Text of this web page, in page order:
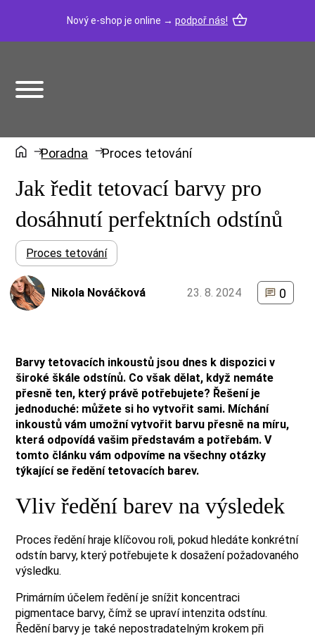
Nový e-shop je online → podpoř nás!
Poradna Proces tetování
Jak ředit tetovací barvy pro
dosáhnutí perfektních odstínů
Proces tetování
Nikola Nováčková 23. 8. 2024 0
Barvy tetovacích inkoustů jsou dnes k dispozici v
široké škále odstínů. Co však dělat, když nemáte
přesně ten, který právě potřebujete? Řešení je
jednoduché: můžete si ho vytvořit sami. Míchání
inkoustů vám umožní vytvořit barvu přesně na míru,
která odpovídá vašim představám a potřebám. V
tomto článku vám odpovíme na všechny otázky
týkající se ředění tetovacích barev.
Vliv ředění barev na výsledek
Proces ředění hraje klíčovou roli, pokud hledáte konkrétní
odstín barvy, který potřebujete k dosažení požadovaného
výsledku.
Primárním účelem ředění je snížit koncentraci
pigmentace barvy, čímž se upraví intenzita odstínu.
Ředění barvy je také nepostradatelným krokem při